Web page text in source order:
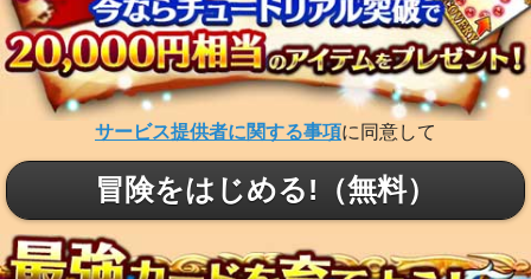
サービス提供者に関する事項に同意して
冒険をはじめる!（無料）